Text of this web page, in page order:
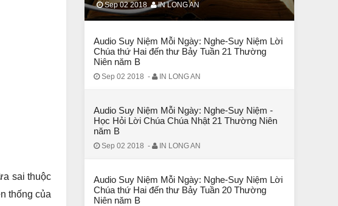
sai thuộc
thống của
Sep 02 2018 IN LONG AN
Audio Suy Niệm Mỗi Ngày: Nghe-Suy Niệm Lời
Chúa thứ Hai đến thư Bảy Tuần 21 Thường
Niên năm B
Sep 02 2018 - IN LONG AN
Audio Suy Niệm Mỗi Ngày: Nghe-Suy Niệm -
Học Hỏi Lời Chúa Chúa Nhật 21 Thường Niên
năm B
Sep 02 2018 - IN LONG AN
Audio Suy Niệm Mỗi Ngày: Nghe-Suy Niệm Lời
Chúa thứ Hai đến thư Bảy Tuần 20 Thường
Niên năm B
CHUYỆN Ý NGHĨA